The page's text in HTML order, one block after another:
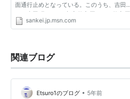
面通行止めとなっている。このうち、吉田Ｉ
Ｃ（吉田町など）−相良牧之原ＩＣ（牧之原
市）間の一部で路肩が約４０メートルにわた
sankei.jp.msn.com
関連ブログ
Etsuro1のブログ • 5年前